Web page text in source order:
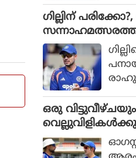
ടുത്ത
ഗില്ലിന്
ക്ക് കനത്ത
ന്ന
ഒരു
ശ്രീലങ്കൻ
ളിക്കാർക്ക്